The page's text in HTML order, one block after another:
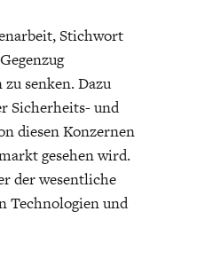
Stichwort
senken. Dazu
Sicherheits- und
diesen Konzernen
gesehen wird.
der wesentliche
Technologien und